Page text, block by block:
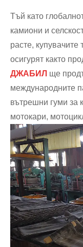
Тъй като
камиони и
расте, купувачите
осигурят както
ДЖАБИЛ ще
международните
вътрешни гуми за
мотокари,